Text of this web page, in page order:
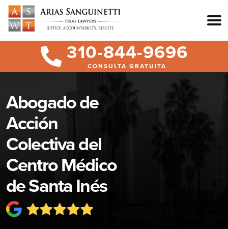
310-844-9696
CONSULTA GRATUITA
Abogado de
Acción
Colectiva del
Centro Médico
de Santa Inés